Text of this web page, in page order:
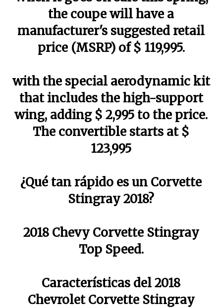
the coupe will have a
manufacturer's suggested retail
price (MSRP) of $ 119,995.
with the special aerodynamic kit
that includes the high-support
wing, adding $ 2,995 to the price.
The convertible starts at $
123,995
¿Qué tan rápido es un Corvette
Stingray 2018?
2018 Chevy Corvette Stingray
Top Speed.
Características del 2018
Chevrolet Corvette Stingray